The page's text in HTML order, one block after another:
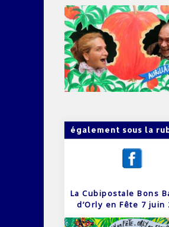
également sous la
La Cubipostale Bons
d’Orly en Fête 7 juin